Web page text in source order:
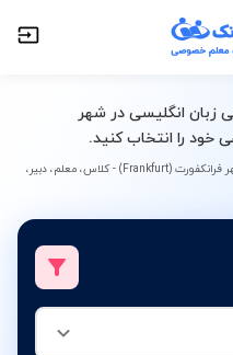
انگلیسی در شهر
تدریس خصوصی آنلاین و در منزل زبان انگلیسی در شهر فرانکفورت (Frankfurt) - کلاس، معلم، دبیر،
انتخاب درس